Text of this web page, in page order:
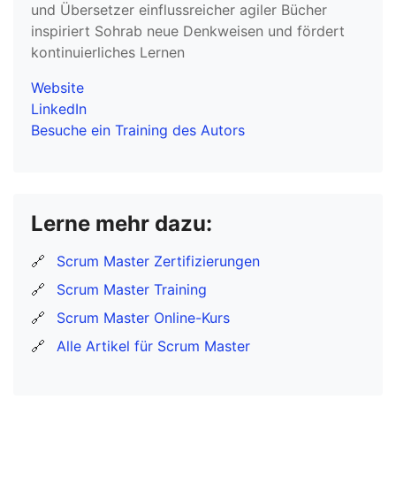
und Übersetzer einflussreicher agiler Bücher
inspiriert Sohrab neue Denkweisen und fördert
kontinuierliches Lernen
Website
LinkedIn
Besuche ein Training des Autors
Lerne mehr dazu:
🔗
Scrum Master Zertifizierungen
🔗
Scrum Master Training
🔗
Scrum Master Online-Kurs
🔗
Alle Artikel für Scrum Master